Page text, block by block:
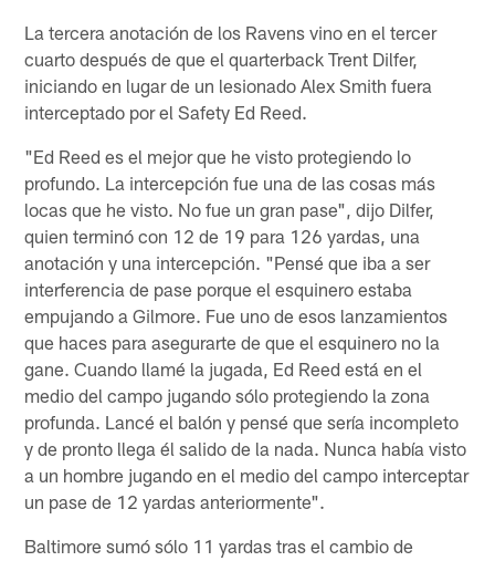
La tercera anotación de los Ravens vino en el tercer
cuarto después de que el quarterback Trent Dilfer,
iniciando en lugar de un lesionado Alex Smith fuera
interceptado por el Safety Ed Reed.
"Ed Reed es el mejor que he visto protegiendo lo
profundo. La intercepción fue una de las cosas más
locas que he visto. No fue un gran pase", dijo Dilfer,
quien terminó con 12 de 19 para 126 yardas, una
anotación y una intercepción. "Pensé que iba a ser
interferencia de pase porque el esquinero estaba
empujando a Gilmore. Fue uno de esos lanzamientos
que haces para asegurarte de que el esquinero no la
gane. Cuando llamé la jugada, Ed Reed está en el
medio del campo jugando sólo protegiendo la zona
profunda. Lancé el balón y pensé que sería incompleto
y de pronto llega él salido de la nada. Nunca había visto
a un hombre jugando en el medio del campo interceptar
un pase de 12 yardas anteriormente".
Baltimore sumó sólo 11 yardas tras el cambio de